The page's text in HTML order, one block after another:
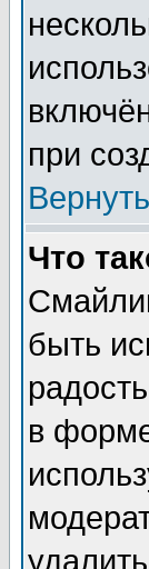
при
Что
быть
в